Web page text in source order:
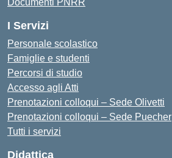
Documenti PNRR
I Servizi
Personale scolastico
Famiglie e studenti
Percorsi di studio
Accesso agli Atti
Prenotazioni colloqui – Sede Olivetti
Prenotazioni colloqui – Sede Puecher
Tutti i servizi
Didattica